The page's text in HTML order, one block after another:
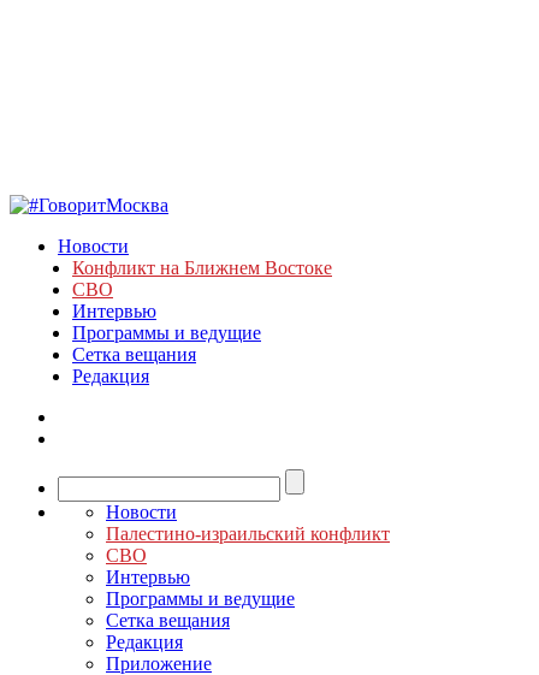
Новости
Конфликт на Ближнем Востоке
СВО
Интервью
Программы и ведущие
Сетка вещания
Редакция
Новости
Палестино-израильский конфликт
СВО
Интервью
Программы и ведущие
Сетка вещания
Редакция
Приложение